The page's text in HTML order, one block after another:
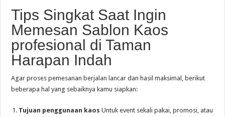
Tips Singkat Saat Ingin
Memesan Sablon Kaos
profesional di Taman
Harapan Indah
Agar proses pemesanan berjalan lancar dan hasil maksimal, berikut
beberapa hal yang sebaiknya kamu siapkan:
Tujuan penggunaan kaos Untuk event sekali pakai, promosi, atau